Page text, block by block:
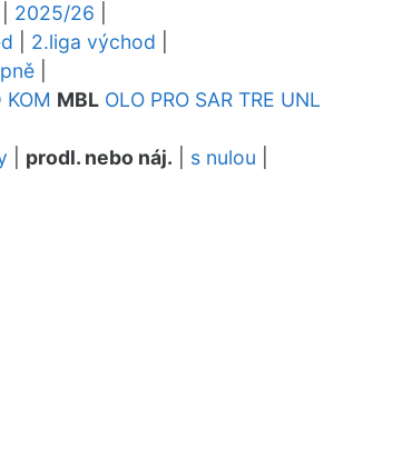
2025/26
2.liga východ
KOM MBL OLO PRO SAR TRE UNL
prodl. nebo náj. s nulou